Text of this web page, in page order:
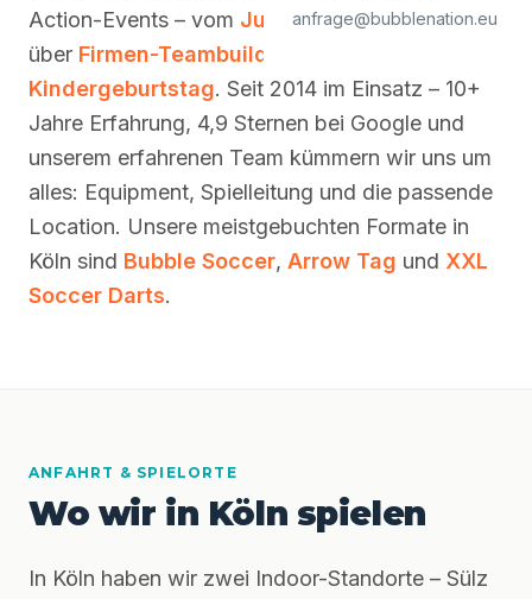
anfrage@bubblenation.eu
Action-Events – vom Junggesellenabschied
über Firmen-Teambuilding
Kindergeburtstag. Seit 2014 im Einsatz – 10+
Jahre Erfahrung, 4,9 Sternen bei Google und
unserem erfahrenen Team kümmern wir uns um
alles: Equipment, Spielleitung und die passende
Location. Unsere meistgebuchten Formate in
Köln sind Bubble Soccer, Arrow Tag und XXL
Soccer Darts.
ANFAHRT & SPIELORTE
Wo wir in Köln spielen
In Köln haben wir zwei Indoor-Standorte – Sülz